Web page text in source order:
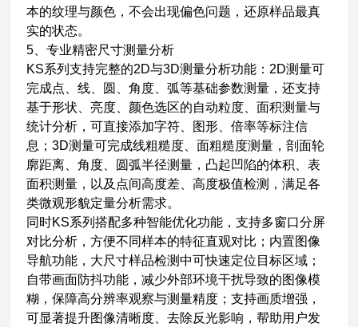
本的纹理与颜色，不会出现偏色问题，还原样品最真
实的状态。
5、专业精密尺寸测量分析
KS系列支持完整的2D与3D测量分析功能：2D测量可
完成点、线、圆、角度、弧等基础参数测量，还支持
基于形状、亮度、颜色选区的自动粒度、面积测量与
统计分析，可直接添加字符、图形、倍率等标注信
息；3D测量可完成线粗糙度、面粗糙度测量，剖面轮
廓距离、角度、圆弧半径测量，凸起凹陷的体积、表
面积测量，以及点间高度差、高度极值检测，满足各
类微观形貌定量分析需求。
同时KS系列搭配多种智能优化功能，支持多窗口分屏
对比分析，方便不同样本的特征直观对比；内置图像
导航功能，大尺寸样品检测中可快速定位目标区域；
自带画面防抖功能，减少外部环境干扰导致的图像模
糊，保障高分辨率观察与测量精度；支持画质增强，
可显著提升图像清晰度、去除反光影响，帮助用户发